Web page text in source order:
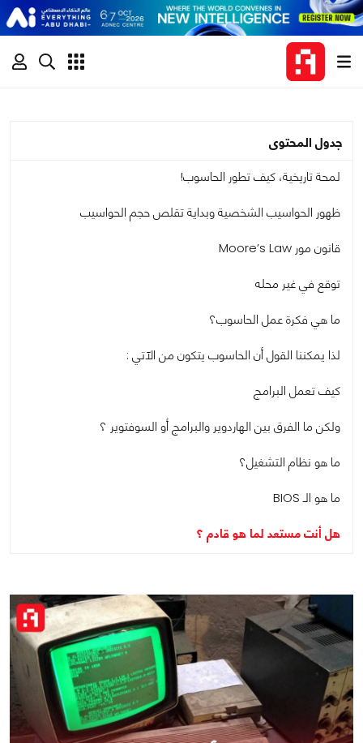
جدول المحتوى
لمحة تاريخية، كيف تطور الحاسوب!
ظهور الحواسيب الشخصية وبداية تقلص حجم الحواسيب
قانون مور Moore’s Law
توقع في غير محله
ما هي فكرة عمل الحاسوب؟
لذا يمكننا القول أن الحاسوب يتكون من الآتي :
كيف تعمل البرامج
ولكن ما الفرق بين الهاردوير والبرامج أو السوفتوير ؟
ما هو نظام التشغيل؟
ما هو الـ BIOS
هل أنت مستعد لما هو قادم ؟